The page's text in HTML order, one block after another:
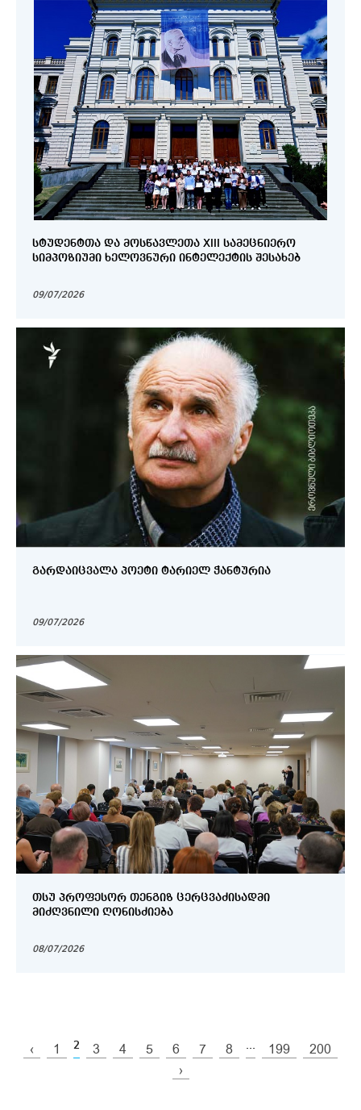
ᲡᲢᲣᲓᲔᲜᲢᲗᲐ ᲓᲐ ᲛᲝᲡᲬᲐᲕᲚᲔᲗᲐ XIII ᲡᲐᲛᲔᲪᲜᲘᲔᲠᲝ
ᲡᲘᲛᲞᲝᲖᲘᲣᲛᲘ ᲮᲔᲚᲝᲕᲜᲣᲠᲘ ᲘᲜᲢᲔᲚᲔᲥᲢᲘᲡ ᲨᲔᲡᲐᲮᲔᲑ
09/07/2026
ᲒᲐᲠᲓᲐᲘᲪᲕᲐᲚᲐ ᲞᲝᲔᲢᲘ ᲢᲐᲠᲘᲔᲚ ᲭᲐᲜᲢᲣᲠᲘᲐ
09/07/2026
ᲗᲡᲣ ᲞᲠᲝᲤᲔᲡᲝᲠ ᲗᲔᲜᲒᲘᲖ ᲪᲔᲠᲪᲕᲐᲫᲘᲡᲐᲓᲛᲘ
ᲛᲘᲫᲦᲕᲜᲘᲚᲘ ᲦᲝᲜᲘᲡᲫᲘᲔᲑᲐ
08/07/2026
‹ 1 2 3 4 5 6 7 8 ... 199
200
›